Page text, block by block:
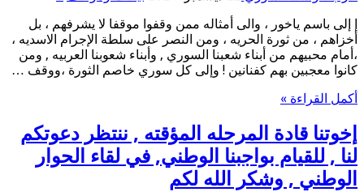
إ إلى باسم ياخور ، والى أمثاله ممن وقفوا موقفا لا يشرفهم ، بل
أخزاهم ، من ثورة الحريه ، ومن النصر على سلطة الإجرام الاسديه ،
،أمام محبيهم من أبناء شعبنا السوري , وأبناء شعوبنا العربيه , ومن
كانوا معجبين بهم كفنانين ! وإلى كل سوري خاصم الثورة ،ووقف …
أكمل القراءة »
إخوتنا قادة المرحله المؤقته , ننتظر دعوتكم
لنا , للقيام بواجبنا الوطني, في لقاء الحوار
الوطني , وشكر الله لكم